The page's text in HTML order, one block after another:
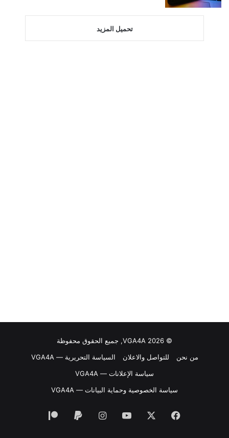
تحميل المزيد
© VGA4A 2026, جميع الحقوق محفوظة
من نحن
للتواصل والاعلان
السياسة التحريرية — VGA4A
سياسة الإعلانات — VGA4A
سياسة الخصوصية وحماية البيانات — VGA4A
فيسبوك ‫YouTubeانستقرام
‏Paypal
‫Patreon